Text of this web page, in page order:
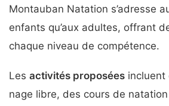
Montauban Natation s’adresse
enfants qu’aux adultes, offrant
chaque niveau de compétence.
Les activités proposées incluent
nage libre, des cours de